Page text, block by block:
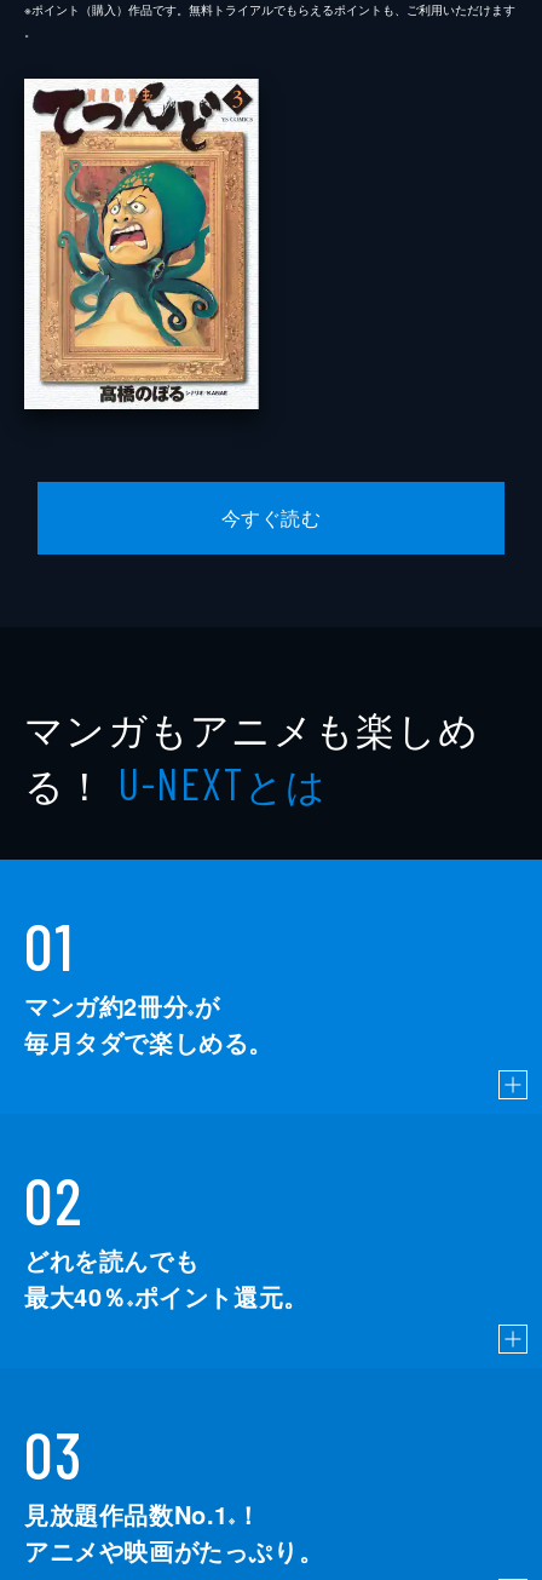
※ポイント（購⼊）作品です。無料トライアルでもらえるポイントも、ご利⽤いただけます
。
今すぐ読む
マンガもアニメも楽しめ
る！ U-NEXTとは
01
マンガ約2冊分※が
毎月タダで楽しめる。
02
どれを読んでも
最大40％ ※ポイント還元。
03
見放題作品数No.1 ※
！
アニメや映画がたっぷり。